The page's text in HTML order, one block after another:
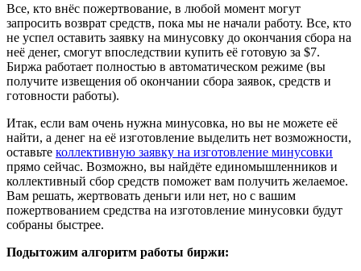
Все, кто внёс пожертвование, в любой момент могут
запросить возврат средств, пока мы не начали работу. Все, кто
не успел оставить заявку на минусовку до окончания сбора на
неё денег, смогут впоследствии купить её готовую за $7.
Биржа работает полностью в автоматическом режиме (вы
получите извещения об окончании сбора заявок, средств и
готовности работы).
Итак, если вам очень нужна минусовка, но вы не можете её
найти, а денег на её изготовление выделить нет возможности,
оставьте коллективную заявку на изготовление минусовки
прямо сейчас. Возможно, вы найдёте единомышленников и
коллективный сбор средств поможет вам получить желаемое.
Вам решать, жертвовать деньги или нет, но с вашим
пожертвованием средства на изготовление минусовки будут
собраны быстрее.
Подытожим алгоритм работы биржи: